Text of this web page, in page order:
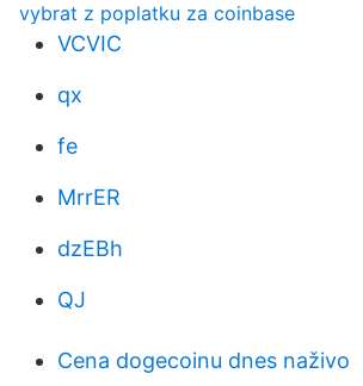
vybrat z poplatku za coinbase
VCVIC
qx
fe
MrrER
dzEBh
QJ
Cena dogecoinu dnes naživo